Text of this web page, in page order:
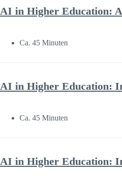
AI in Higher Education:
Ca. 45 Minuten
AI in Higher Education:
Ca. 45 Minuten
AI in Higher Education: